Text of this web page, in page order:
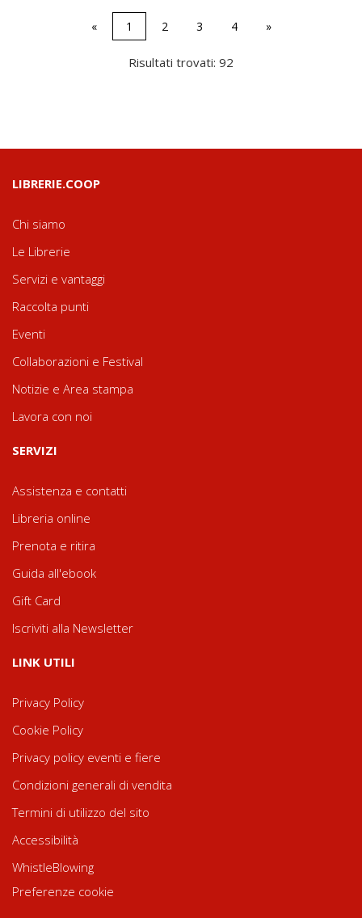
« 1 2 3 4 »
Risultati trovati: 92
LIBRERIE.COOP
Chi siamo
Le Librerie
Servizi e vantaggi
Raccolta punti
Eventi
Collaborazioni e Festival
Notizie e Area stampa
Lavora con noi
SERVIZI
Assistenza e contatti
Libreria online
Prenota e ritira
Guida all'ebook
Gift Card
Iscriviti alla Newsletter
LINK UTILI
Privacy Policy
Cookie Policy
Privacy policy eventi e fiere
Condizioni generali di vendita
Termini di utilizzo del sito
Accessibilità
WhistleBlowing
Preferenze cookie